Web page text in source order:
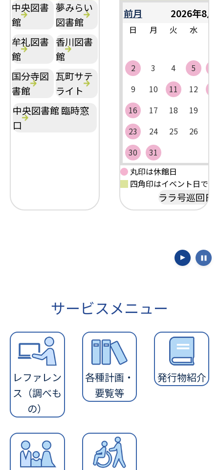
中央図書
館
夢みらい
図書館
牟礼図書
館
香川図書
館
国分寺図
書館
瓦町サテ
ライト
中央図書館 臨時窓
口
前月 2026年8月
日 月 火 水
2 3 4 5
9
10 11 12
16
17 18 19
23
24 25 26
30
31
丸印は休館日
四角印はイベント日です
ララ号巡回日
サービスメニュー
レファレン
ス（調べも
の）
各種計画・
要覧等
発行物紹介